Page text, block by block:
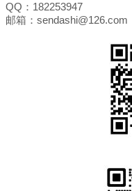
QQ：182253947
邮箱：sendashi@126.com